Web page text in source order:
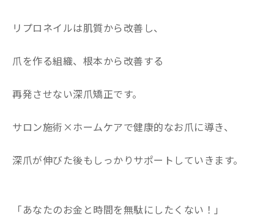
リプロネイルは肌質から改善し、
爪を作る組織、根本から改善する
再発させない深爪矯正です。
サロン施術×ホームケアで健康的なお爪に導き、
深爪が伸びた後もしっかりサポートしていきます。
「あなたのお金と時間を無駄にしたくない！」